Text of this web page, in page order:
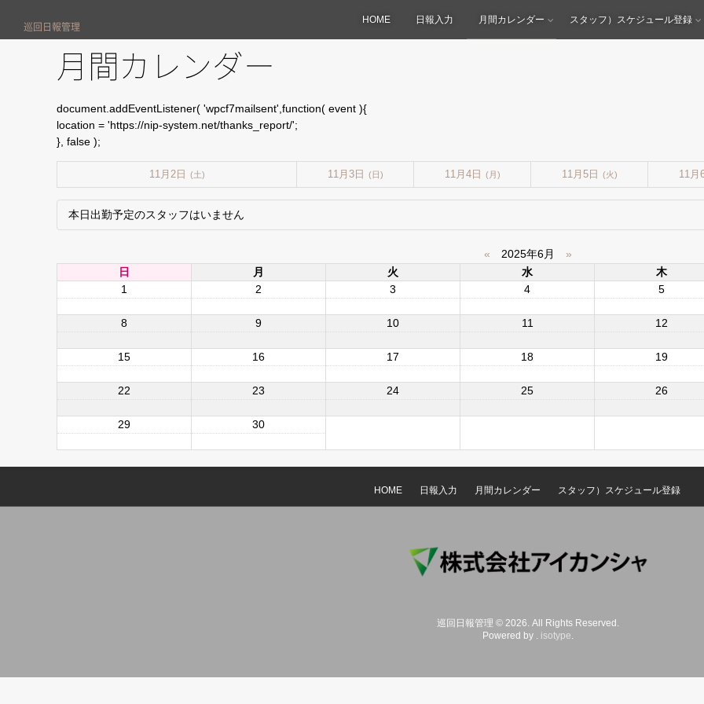
巡回日報管理
HOME 日報入力 月間カレンダー スタッフ）スケジュール登録
月間カレンダー
document.addEventListener( 'wpcf7mailsent',function( event ){
location = 'https://nip-system.net/thanks_report/';
}, false );
11月2日 (土) 11月3日 (日) 11月4日 (月) 11月5日 (火) 11月
本日出勤予定のスタッフはいません
« 2025年6月 »
日 月 火 水 木
1
2 3 4 5
8 9 10 11 12
15 16 17 18 19
22 23 24 25 26
29 30
HOME 日報入力 月間カレンダー スタッフ）スケジュール登録
巡回日報管理 © 2026. All Rights Reserved.
Powered by . isotype.